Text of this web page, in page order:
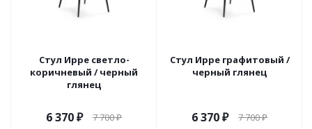
Стул Ирре светло-
коричневый / черный
глянец
6 370₽ 7 700₽
Стул Ирре графитовый /
черный глянец
6 370₽ 7 700₽